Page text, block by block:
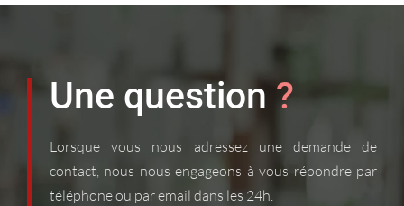
Une question ?
Lorsque vous nous adressez une demande de
contact, nous nous engageons à vous répondre par
téléphone ou par email dans les 24h.